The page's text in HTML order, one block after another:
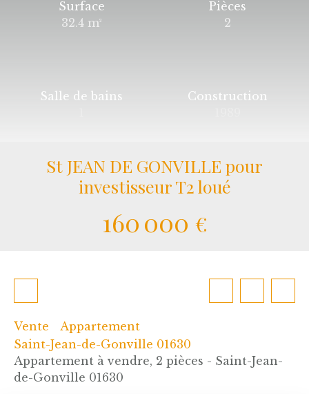
Surface
32.4 m²
Pièces
2
Salle de bains
Construction
St JEAN DE GONVILLE pour
investisseur T2 loué
160 000 €
Vente
Appartement
Saint-Jean-de-Gonville 01630
Appartement à vendre, 2 pièces - Saint-Jean-
de-Gonville 01630